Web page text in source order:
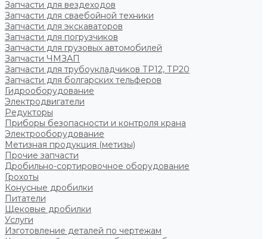
Запчасти для вездеходов
Запчасти для сваебойной техники
Запчасти для экскаваторов
Запчасти для погрузчиков
Запчасти для грузовых автомобилей
Запчасти ЧМЗАП
Запчасти для трубоукладчиков ТР12, ТР20
Запчасти для болгарских тельферов
Гидрооборудование
Электродвигатели
Редукторы
Приборы безопасности и контроля крана
Электрооборудование
Метизная продукция (метизы)
Прочие запчасти
Дробильно-сортировочное оборудование
Грохоты
Конусные дробилки
Питатели
Щековые дробилки
Услуги
Изготовление деталей по чертежам